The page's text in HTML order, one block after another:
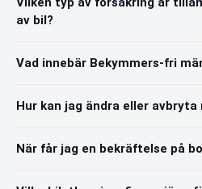
av bil?
Vad innebär Bekymmers-fri
Hur kan jag ändra eller avbryta
När får jag en bekräftelse på